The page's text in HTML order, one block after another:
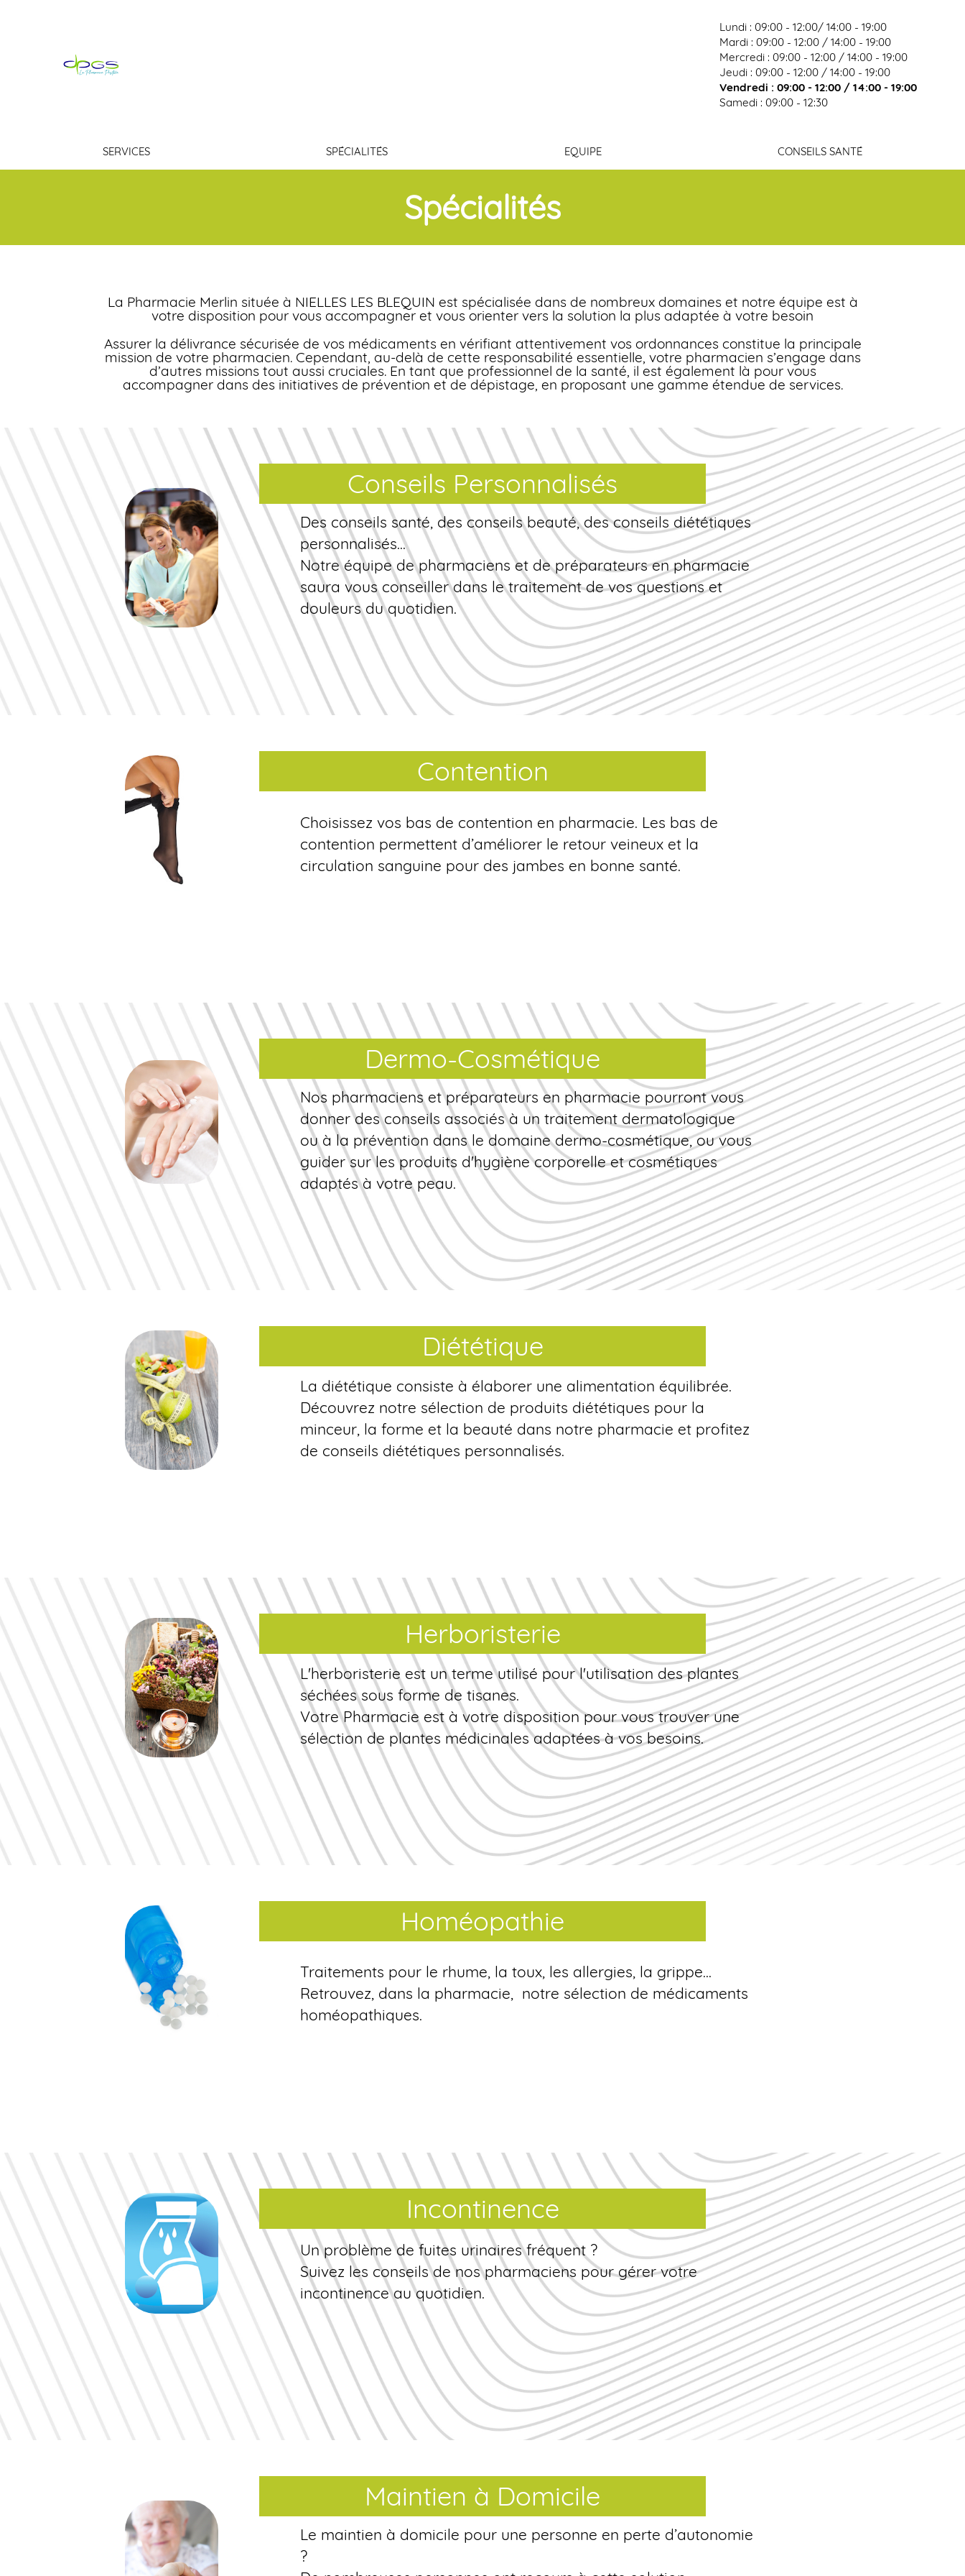
Lundi : 09:00 - 12:00/ 14:00 - 19:00
Mardi : 09:00 - 12:00 / 14:00 - 19:00
Mercredi : 09:00 - 12:00 / 14:00 - 19:00
Jeudi : 09:00 - 12:00 / 14:00 - 19:00
Vendredi : 09:00 - 12:00 / 14:00 - 19:00
Samedi : 09:00 - 12:30
SERVICES SPÉCIALITÉS EQUIPE CONSEILS SANTÉ
Spécialités
La Pharmacie Merlin située à NIELLES LES BLEQUIN est spécialisée dans de nombreux domaines et notre équipe est à
votre disposition pour vous accompagner et vous orienter vers la solution la plus adaptée à votre besoin
Assurer la délivrance sécurisée de vos médicaments en vérifiant attentivement vos ordonnances constitue la principale
mission de votre pharmacien. Cependant, au-delà de cette responsabilité essentielle, votre pharmacien s’engage dans
d’autres missions tout aussi cruciales. En tant que professionnel de la santé, il est également là pour vous
accompagner dans des initiatives de prévention et de dépistage, en proposant une gamme étendue de services.
Conseils Personnalisés
Des conseils santé, des conseils beauté, des conseils diététiques
personnalisés...
Notre équipe de pharmaciens et de préparateurs en pharmacie
saura vous conseiller dans le traitement de vos questions et
douleurs du quotidien.
Contention
Choisissez vos bas de contention en pharmacie. Les bas de
contention permettent d’améliorer le retour veineux et la
circulation sanguine pour des jambes en bonne santé.
Dermo-Cosmétique
Nos pharmaciens et préparateurs en pharmacie pourront vous
donner des conseils associés à un traitement dermatologique
ou à la prévention dans le domaine dermo-cosmétique, ou vous
guider sur les produits d'hygiène corporelle et cosmétiques
adaptés à votre peau.
Diététique
La diététique consiste à élaborer une alimentation équilibrée.
Découvrez notre sélection de produits diététiques pour la
minceur, la forme et la beauté dans notre pharmacie et profitez
de conseils diététiques personnalisés.
Herboristerie
L'herboristerie est un terme utilisé pour l'utilisation des plantes
séchées sous forme de tisanes.
Votre Pharmacie est à votre disposition pour vous trouver une
sélection de plantes médicinales adaptées à vos besoins.
Homéopathie
Traitements pour le rhume, la toux, les allergies, la grippe...
Retrouvez, dans la pharmacie, notre sélection de médicaments
homéopathiques.
Incontinence
Un problème de fuites urinaires fréquent ?
Suivez les conseils de nos pharmaciens pour gérer votre
incontinence au quotidien.
Maintien à Domicile
Le maintien à domicile pour une personne en perte d’autonomie
?